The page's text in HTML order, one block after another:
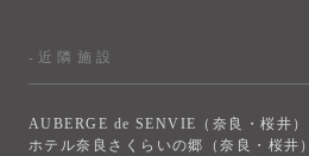
-近隣施設
AUBERGE de SENVIE（奈良・桜井）
ホテル奈良さくらいの郷（奈良・桜井）